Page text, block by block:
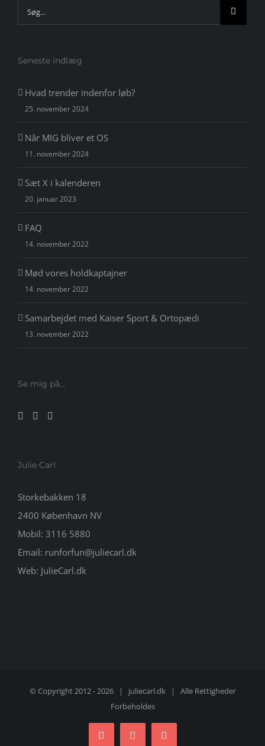
Søg
efter:
Seneste indlæg
Hvad trender indenfor løb?
25. november 2024
Når MIG bliver et OS
11. november 2024
Sæt X i kalenderen
20. januar 2023
FAQ
14. november 2022
Mød vores holdkaptajner
14. november 2022
Samarbejdet med Kaiser Sport & Ortopædi
13. november 2022
Se mig på…
Julie Carl
Storkebakken 18
2400 København NV
Mobil: 3116 5880
Email: runforfun@juliecarl.dk
Web: JulieCarl.dk
© Copyright 2012 -2026 | juliecarl.dk| Alle Rettigheder
Forbeholdes
FacebookTwitter Instagram